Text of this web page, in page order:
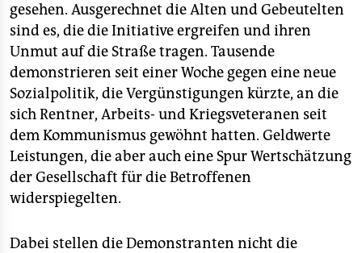
wahrheit
verlag
verlag
veranstaltungen
shop
fragen & hilfe
unterstützen
abo
gesehen. Ausgerechnet die Alten und Gebeutelten
sind es, die die Initiative ergreifen und ihren
Unmut auf die Straße tragen. Tausende
demonstrieren seit einer Woche gegen eine neue
Sozialpolitik, die Vergünstigungen kürzte, an die
sich Rentner, Arbeits- und Kriegsveteranen seit
dem Kommunismus gewöhnt hatten. Geldwerte
Leistungen, die aber auch eine Spur Wertschätzung
der Gesellschaft für die Betroffenen
widerspiegelten.
Dabei stellen die Demonstranten nicht die